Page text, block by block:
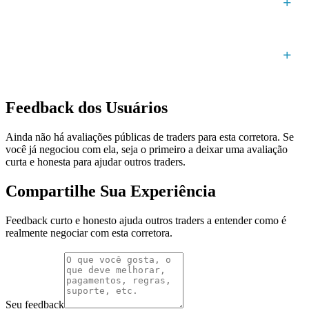
Feedback dos Usuários
Ainda não há avaliações públicas de traders para esta corretora. Se
você já negociou com ela, seja o primeiro a deixar uma avaliação
curta e honesta para ajudar outros traders.
Compartilhe Sua Experiência
Feedback curto e honesto ajuda outros traders a entender como é
realmente negociar com esta corretora.
Seu feedback